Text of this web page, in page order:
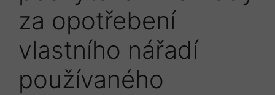
za opotřebení
vlastního nářadí
používaného